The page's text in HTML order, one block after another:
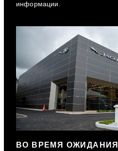
информации.
ВО ВРЕМЯ ОЖИДАНИЯ